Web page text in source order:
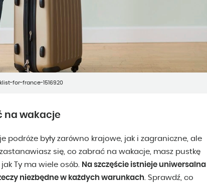
for-france-1516920
na wakacje
podróże były zarówno krajowe, jak i zagraniczne, ale
się, co zabrać na wakacje, masz pustkę
Ty ma wiele osób.
Na szczęście istnieje uniwersalna
niezbędne w każdych warunkach . Sprawdź, co